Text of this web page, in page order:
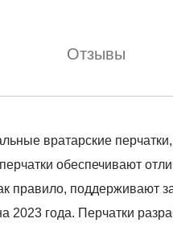
Отзывы
вратарские
обеспечивают
правило, поддерживают
2023 года. Перчатки